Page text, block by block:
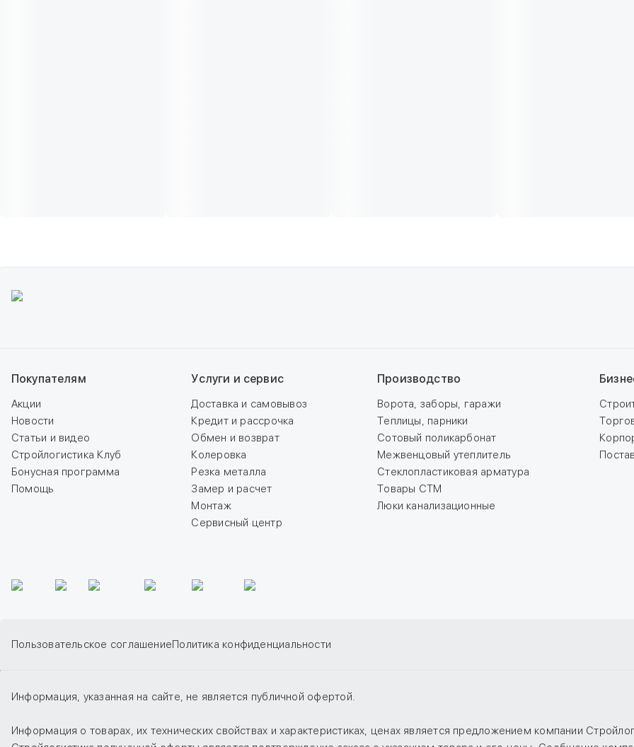
Покупателям
Акции
Новости
Статьи и видео
Стройлогистика Клуб
Бонусная программа
Помощь
Услуги и сервис
Доставка и самовывоз
Кредит и рассрочка
Обмен и возврат
Колеровка
Резка металла
Замер и расчет
Монтаж
Сервисный центр
Производство
Ворота, заборы, гаражи
Теплицы, парники
Сотовый поликарбонат
Межвенцовый утеплитель
Стеклопластиковая арматура
Товары СТМ
Люки канализационные
Пользовательское соглашениеПолитика конфиденциальности
Информация, указанная на сайте, не является публичной офертой.
Информация о товарах, их технических свойствах и характеристиках, ценах является предложением компании